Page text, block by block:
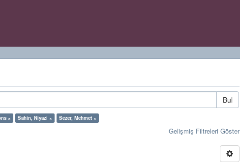
Bul
× Sahin, Niyazi × Sezer, Mehmet ×
Gelişmiş Filtreleri Göster